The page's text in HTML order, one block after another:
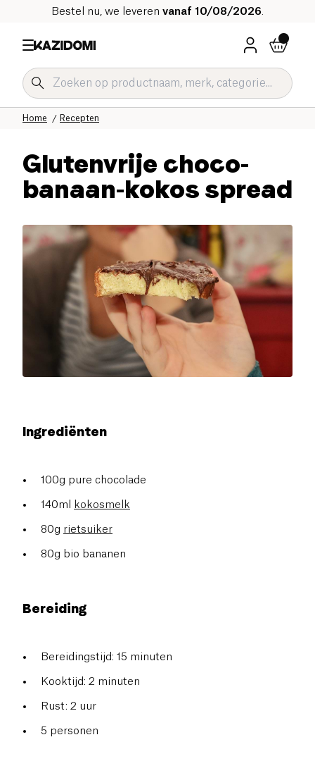
Bestel nu, we leveren vanaf 10/08/2026
Recepten
Home
Glutenvrije choco-
banaan-kokos spread
Ingrediënten
100g pure chocolade
140ml kokosmelk
80g rietsuiker
80g bio bananen
Bereiding
Bereidingstijd: 15 minuten
Kooktijd: 2 minuten
Rust: 2 uur
5 personen